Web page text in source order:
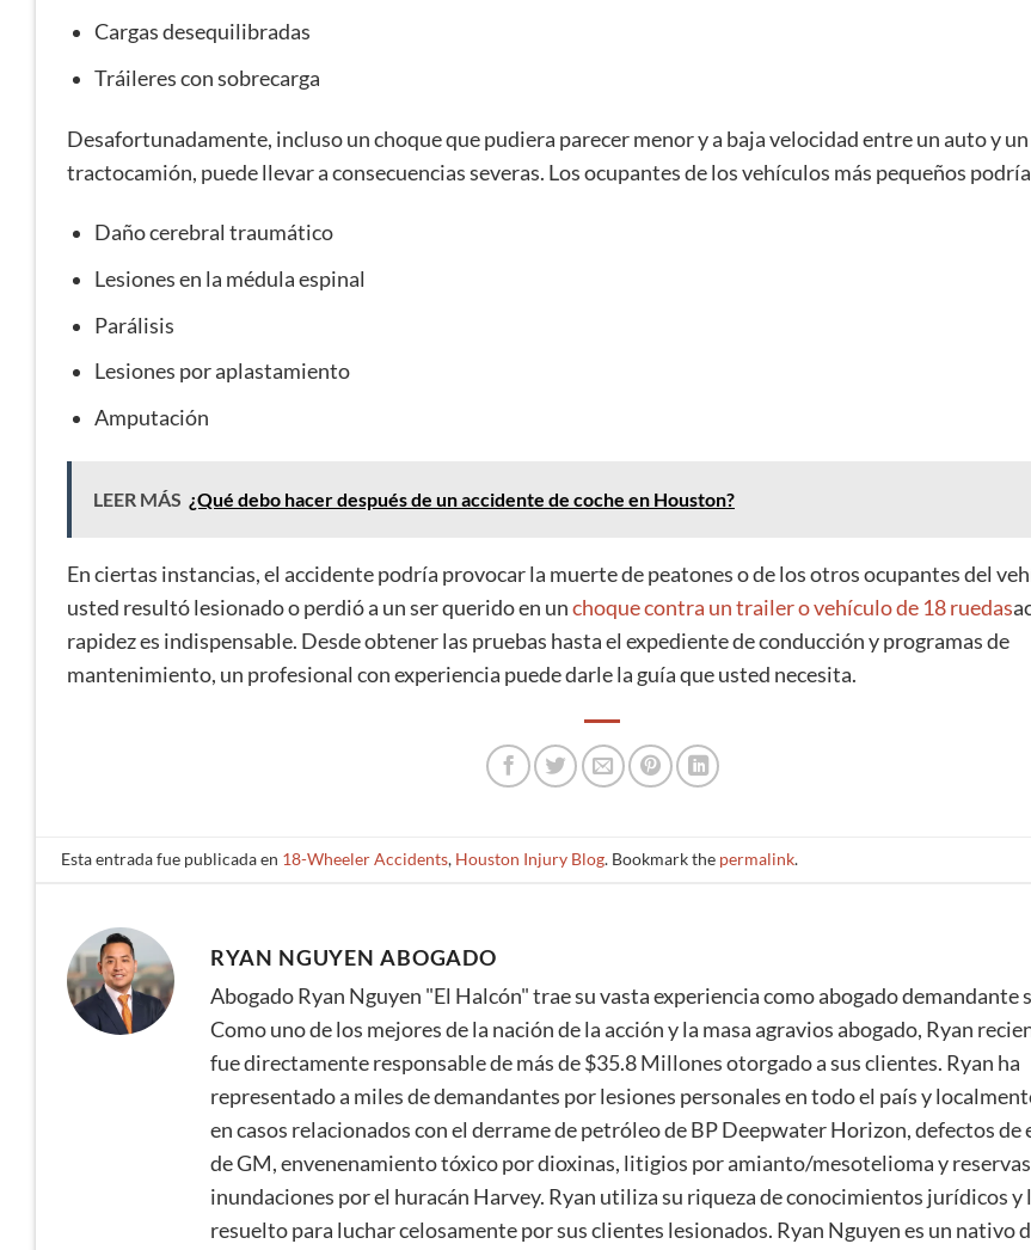
Cargas desequilibradas
Tráileres con sobrecarga
Desafortunadamente, incluso un choque que pudiera parecer menor y a baja velocidad entre un auto y un
tractocamión, puede llevar a consecuencias severas. Los ocupantes de los vehículos más pequeños
Daño cerebral traumático
Lesiones en la médula espinal
Parálisis
Lesiones por aplastamiento
Amputación
LEER MÁS ¿Qué debo hacer después de un accidente de coche en Houston?
En ciertas instancias, el accidente podría provocar la muerte de peatones o de los otros ocupantes del
usted resultó lesionado o perdió a un ser querido en unchoque contra un trailer o vehículo de 18 ruedas
rapidez es indispensable. Desde obtener las pruebas hasta el expediente de conducción y programas de
mantenimiento, un profesional con experiencia puede darle la guía que usted necesita.
Esta entrada fue publicada en 18-Wheeler Accidents, Houston Injury Blog. Bookmark the permalink.
RYAN NGUYEN ABOGADO
Abogado Ryan Nguyen "El Halcón" trae su vasta experiencia como abogado demandante
Como uno de los mejores de la nación de la acción y la masa agravios abogado, Ryan
fue directamente responsable de más de $35.8 Millones otorgado a sus clientes. Ryan ha
representado a miles de demandantes por lesiones personales en todo el país y
en casos relacionados con el derrame de petróleo de BP Deepwater Horizon, defectos de
de GM, envenenamiento tóxico por dioxinas, litigios por amianto/mesotelioma y
inundaciones por el huracán Harvey. Ryan utiliza su riqueza de conocimientos jurídicos y
resuelto para luchar celosamente por sus clientes lesionados. Ryan Nguyen es un nativo